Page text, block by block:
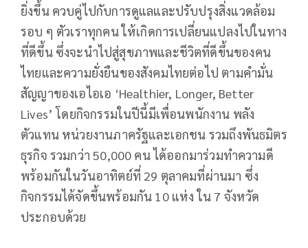
ยิ่งขึ้น ควบคู่ไปกับการดูแลและปรับปรุงสิ่งแวดล้อม
รอบ ๆ ตัวเราทุกคน ให้เกิดการเปลี่ยนแปลงไปในทาง
ที่ดีขึ้น ซึ่งจะนำไปสู่สุขภาพและชีวิตที่ดีขึ้นของคน
ไทยและความยั่งยืนของสังคมไทยต่อไป ตามคำมั่น
สัญญาของเอไอเอ ‘Healthier, Longer, Better
Lives’ โดยกิจกรรมในปีนี้มีเพื่อนพนักงาน พลัง
ตัวแทน หน่วยงานภาครัฐและเอกชน รวมถึงพันธมิตร
ธุรกิจ รวมกว่า 50,000 คน ได้ออกมาร่วมทำความดี
พร้อมกันในวันอาทิตย์ที่ 29 ตุลาคมที่ผ่านมา ซึ่ง
กิจกรรมได้จัดขึ้นพร้อมกัน 10 แห่ง ใน 7 จังหวัด
ประกอบด้วย